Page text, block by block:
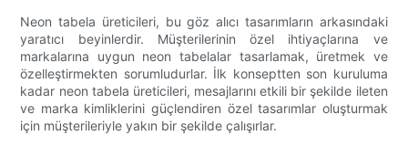
Neon tabela üreticileri, bu göz alıcı tasarımların arkasındaki
yaratıcı beyinlerdir. Müşterilerinin özel ihtiyaçlarına ve
markalarına uygun neon tabelalar tasarlamak, üretmek ve
özelleştirmekten sorumludurlar. İlk konseptten son kuruluma
kadar neon tabela üreticileri, mesajlarını etkili bir şekilde ileten
ve marka kimliklerini güçlendiren özel tasarımlar oluşturmak
için müşterileriyle yakın bir şekilde çalışırlar.